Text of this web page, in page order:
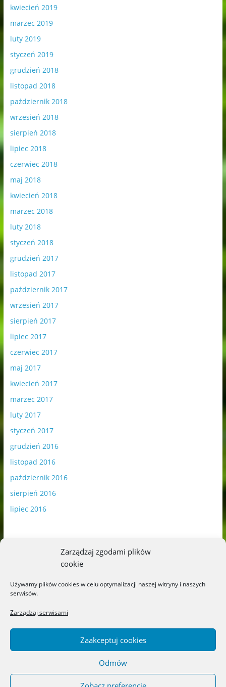
Zarządzaj zgodami plików
cookie
Używamy plików cookies w celu optymalizacji naszej witryny i naszych
serwisów.
Zarządzaj serwisami
Zaakceptuj cookies
Odmów
kwiecień 2019
marzec 2019
luty 2019
styczeń 2019
grudzień 2018
listopad 2018
październik 2018
wrzesień 2018
sierpień 2018
lipiec 2018
czerwiec 2018
maj 2018
kwiecień 2018
marzec 2018
luty 2018
styczeń 2018
grudzień 2017
listopad 2017
październik 2017
wrzesień 2017
sierpień 2017
lipiec 2017
czerwiec 2017
maj 2017
kwiecień 2017
marzec 2017
luty 2017
styczeń 2017
grudzień 2016
listopad 2016
październik 2016
sierpień 2016
lipiec 2016
Blog o książkach dla dzieci i młodzieży –
recenzje i rekomendacje. All rights reserved.